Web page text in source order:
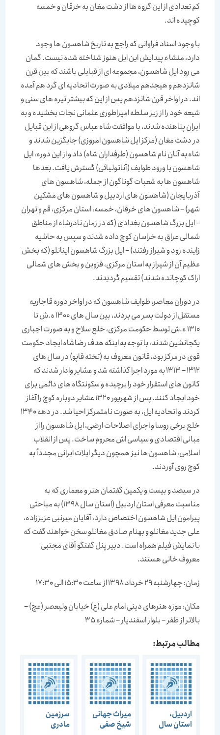
کم تعدادی از این گروه ها از دشت مغان به خرقان و خمسه
کوچیده اند.
با وجود اسناد فراوانی که راجع به تاریخ شاهسون ها وجود
دارد، منشاء پیدایش این ایل هنوز شناخته شده نیست. گمان
می رود ایل شاهسون، مجموعه ای از قبایلی باشند که بین قرن
شانزدهم و هیجدهم میلادی به صورت اتحادیه ای گرد هم آمده
اند. در اواخر قرن شانزدهم پس از این که بیشتر تیره های سنی و
شیعه خود را از زیر سلطه امپراطوری عثمانی نجات بخشیده و به
ایران پناهنده شدند، با موافقت شاه عباس گروهی از این قبایل
در دشت مغان (مرکز ایل شاهسون امروزی) جایگزین شدند و
شاه به آنان نام شاهسون (طرفداران شاه) داد و از این دوره، ایل
شاهسون با ورود طوایف (آناتولیائی) گسترش یافت. بعدها
شاهسون ها به شعبات گوناگون از جمله، شاهسون های
آذربایجان (شاهسون های اردبیل و شاهسون های مشکین
شهر) – شاهسون های خرقان، خمسه، استان مرکزی، قم و تهران
– ایل بزرگ شاهسون بغدادی (که در زمان نادرشاه از مناطق
شمالی عراق به خراسان کوچ داده شدند و سپس به حاشیه
زاینده رود و شیراز رفتند) – ایل بزرگ شاهسون اینانلو (که بخش
عظیم آن از شیراز به استان مرکزی، قزوین و بخش های شمالی
اراک کوچانده شدند) تقسیم گردیدند.
در دوران معاصر، طوایف شاهسون که در اواخر دوره قاجاریه
مستقل از دولت بسر می بردند، بین سال های 1300 ه.ش تا
1310 ه.ش توسط حکومت مرکزی، خلع سلاح و به صورت اجباری
یکجانشین شدند، با توجه به اینکه هدف رضاشاه ایجاد حکومت
قوی در مرکز بود، قانون معروف به (تخته قاپو) در سال های
1312 – 1313 به مورد اجرا گذاشته شد و عشایر وادار شدند که
کانون های استقرار خود را برچیده و سکونتگاه های دائمی برای
خود ایجاد کنند. پس از شهریور 1320 عشایر دوباره کوچ را آغاز
کردند و اتحادیه ایل، به صورت نامتمرکز احیا شد. در دهه 1340
خلع برخی روسا و اجرای اصلاحات ارضی، ایل شاهسون را از
مبانی اقتصادی و سیاسی اش محروم ساخت. پس از انقلاب
اسلامی، شاهسون ها نیز همچون دیگر ایلات ایرانی مجدداً به
کوچ روی آوردند.
در سیصد و بیست و یکمین گفتمان هنر و معماری که به
مناسبت معرفی استان اردبیل (استان سال 1398) به مباحثی
پیرامون ایل شاهسون اختصاص دارد، آقایان میرنبی عزیززاده،
علی جدید مغانلو و بهنام صادق مغانلو سخن خواهند گفت که
با نمایش فیلم همراه است. دبیر پنل گفتگو آقای مجتبی
معروف خانی هستند.
زمان: چهارشنبه 29 خرداد 1398 از ساعت 15:30 الی 17:30
مکان: موزه هنرهای دینی امام علی (ع) خیابان ولیعصر (عج) –
بالاتر از ظفر – بلوار اسفندیار – شماره 35
مطالب مرتبط:
اردبیل،
استان سال
میراث جهانی
شیخ صفی
سرزمین
مادری